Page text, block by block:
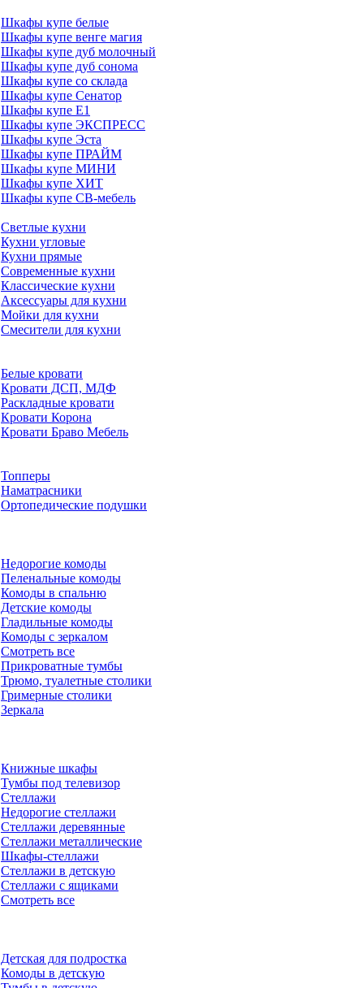
Шкафы купе белые
Шкафы купе венге магия
Шкафы купе дуб молочный
Шкафы купе дуб сонома
Шкафы купе со склада
Шкафы купе Сенатор
Шкафы купе Е1
Шкафы купе ЭКСПРЕСС
Шкафы купе Эста
Шкафы купе ПРАЙМ
Шкафы купе МИНИ
Шкафы купе ХИТ
Шкафы купе СВ-мебель
Светлые кухни
Кухни угловые
Кухни прямые
Современные кухни
Классические кухни
Аксессуары для кухни
Мойки для кухни
Смесители для кухни
Белые кровати
Кровати ДСП, МДФ
Раскладные кровати
Кровати Корона
Кровати Браво Мебель
Топперы
Наматрасники
Ортопедические подушки
Недорогие комоды
Пеленальные комоды
Комоды в спальню
Детские комоды
Гладильные комоды
Комоды с зеркалом
Смотреть все
Прикроватные тумбы
Трюмо, туалетные столики
Гримерные столики
Зеркала
Книжные шкафы
Тумбы под телевизор
Стеллажи
Недорогие стеллажи
Стеллажи деревянные
Стеллажи металлические
Шкафы-стеллажи
Стеллажи в детскую
Стеллажи с ящиками
Смотреть все
Детская для подростка
Комоды в детскую